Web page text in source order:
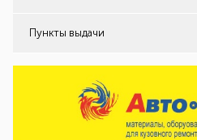
Пункты выдачи